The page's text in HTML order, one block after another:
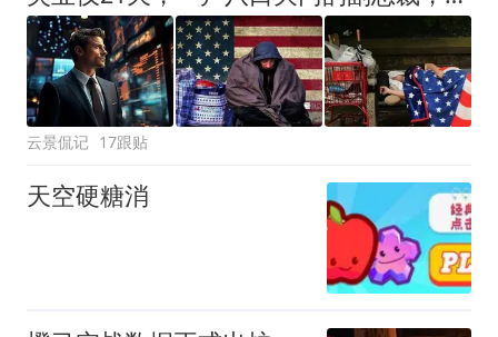
云景侃记 17跟贴
天空硬糖消